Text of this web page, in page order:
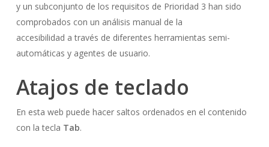
y un subconjunto de los requisitos de Prioridad 3 han sido
comprobados con un análisis manual de la
accesibilidad a través de diferentes herramientas semi-
automáticas y agentes de usuario.
Atajos de teclado
En esta web puede hacer saltos ordenados en el contenido
con la tecla Tab.